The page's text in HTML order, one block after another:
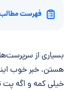
فهرست
بسیاری از
هستن. خبر خوب اینه
خیلی کمه و اگه پت